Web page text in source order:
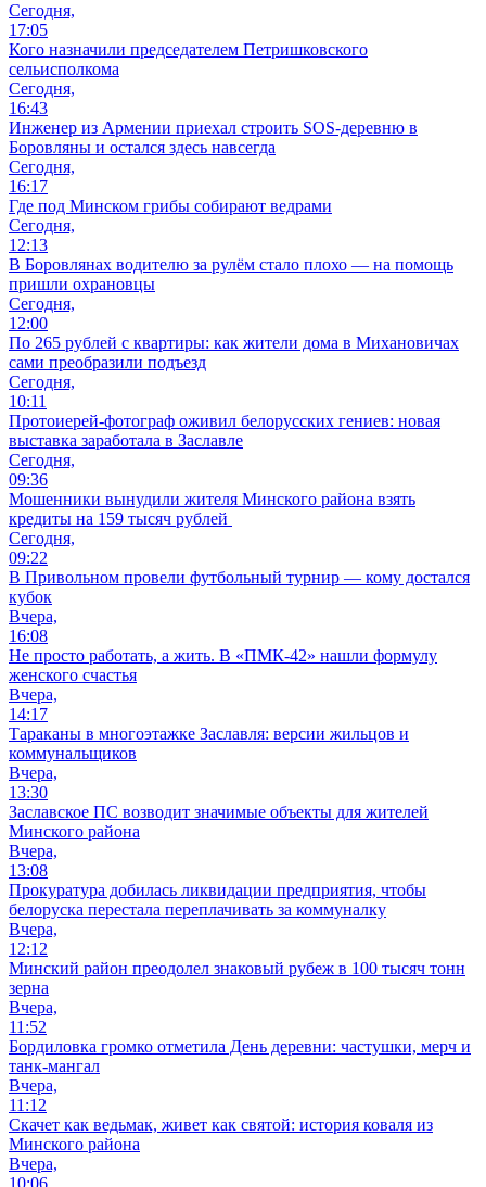
Сегодня,
17:05
Кого назначили председателем Петришковского
сельисполкома
Сегодня,
16:43
Инженер из Армении приехал строить SOS-деревню в
Боровляны и остался здесь навсегда
Сегодня,
16:17
Где под Минском грибы собирают ведрами
Сегодня,
12:13
В Боровлянах водителю за рулём стало плохо — на помощь
пришли охрановцы
Сегодня,
12:00
По 265 рублей с квартиры: как жители дома в Михановичах
сами преобразили подъезд
Сегодня,
10:11
Протоиерей-фотограф оживил белорусских гениев: новая
выставка заработала в Заславле
Сегодня,
09:36
Мошенники вынудили жителя Минского района взять
кредиты на 159 тысяч рублей
Сегодня,
09:22
В Привольном провели футбольный турнир — кому достался
кубок
Вчера,
16:08
Не просто работать, а жить. В «ПМК-42» нашли формулу
женского счастья
Вчера,
14:17
Тараканы в многоэтажке Заславля: версии жильцов и
коммунальщиков
Вчера,
13:30
Заславское ПС возводит значимые объекты для жителей
Минского района
Вчера,
13:08
Прокуратура добилась ликвидации предприятия, чтобы
белоруска перестала переплачивать за коммуналку
Вчера,
12:12
Минский район преодолел знаковый рубеж в 100 тысяч тонн
зерна
Вчера,
11:52
Бордиловка громко отметила День деревни: частушки, мерч и
танк-мангал
Вчера,
11:12
Скачет как ведьмак, живет как святой: история коваля из
Минского района
Вчера,